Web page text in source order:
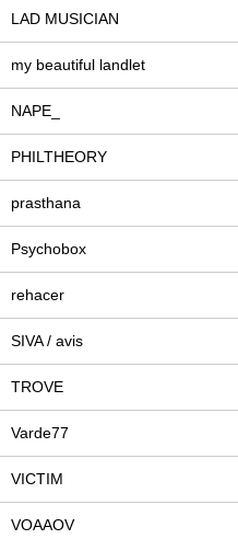
LAD MUSICIAN
my beautiful landlet
NAPE_
PHILTHEORY
prasthana
Psychobox
rehacer
SIVA / avis
TROVE
Varde77
VICTIM
VOAAOV